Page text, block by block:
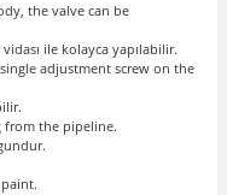
the valve can be
ile kolayca yapılabilir.
adjustment screw on the
the pipeline.
paint.